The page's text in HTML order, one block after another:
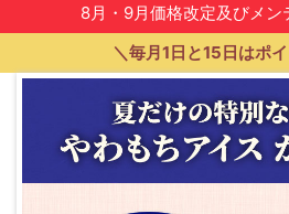
8月・9月価格改定及びメン
＼毎月1日と15日はポ